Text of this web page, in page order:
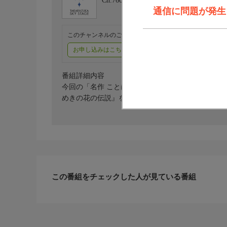
通信に問題が発
このチャンネルのご視聴には、オプションチャンネル(有
お申し込みはこちら
番組詳細内容
今回の「名作 ことばの泉〜第二章〜」第22回は雪
めきの花の伝説』をお届けします。
この番組をチェックした人が見ている番組